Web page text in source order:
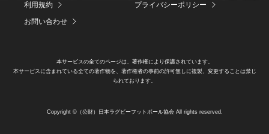
利用規約
プライバシーポリシー
お問い合わせ
本サービスの全てのページは、著作権により保護されています。
本サービスに含まれている全ての著作物を、著作権者の事前の許可無しに複製、変更することは禁じ
られております。
Copyright ©（公財）日本ラグビーフットボール協会 All rights reserved.